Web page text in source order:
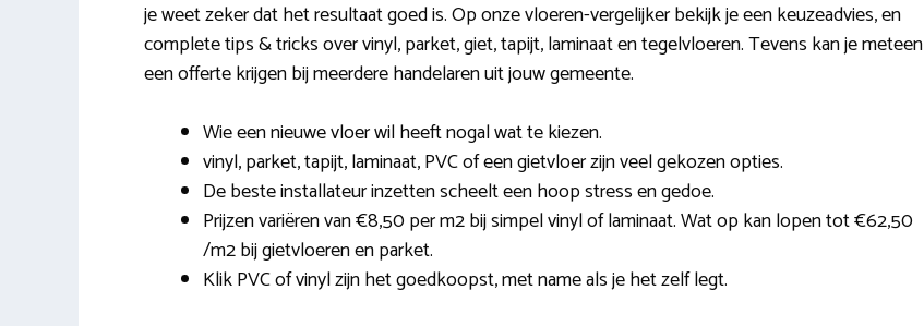
je weet zeker dat het resultaat goed is. Op onze vloeren-vergelijker bekijk je een keuzeadvies, en
complete tips & tricks over vinyl, parket, giet, tapijt, laminaat en tegelvloeren. Tevens kan je meteen
een offerte krijgen bij meerdere handelaren uit jouw gemeente.
Wie een nieuwe vloer wil heeft nogal wat te kiezen.
vinyl, parket, tapijt, laminaat, PVC of een gietvloer zijn veel gekozen opties.
De beste installateur inzetten scheelt een hoop stress en gedoe.
Prijzen variëren van €8,50 per m2 bij simpel vinyl of laminaat. Wat op kan lopen tot €62,50
/m2 bij gietvloeren en parket.
Klik PVC of vinyl zijn het goedkoopst, met name als je het zelf legt.